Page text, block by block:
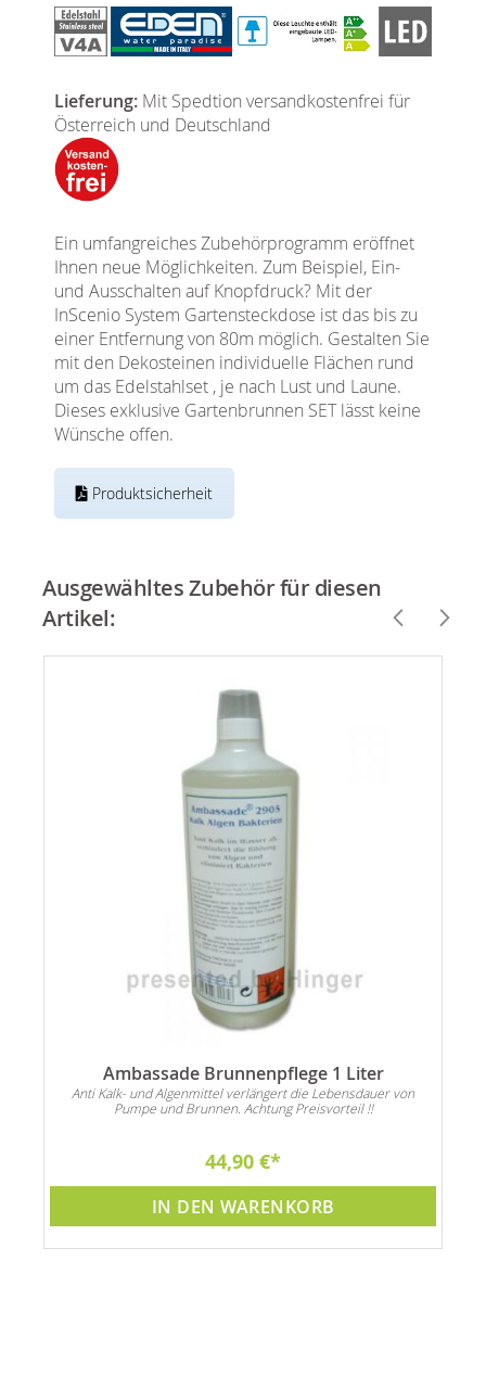
Lieferung: Mit Spedtion versandkostenfrei für
Österreich und Deutschland
Ein umfangreiches Zubehörprogramm eröffnet
Ihnen neue Möglichkeiten. Zum Beispiel, Ein-
und Ausschalten auf Knopfdruck? Mit der
InScenio System Gartensteckdose ist das bis zu
einer Entfernung von 80m möglich. Gestalten Sie
mit den Dekosteinen individuelle Flächen rund
um das Edelstahlset , je nach Lust und Laune.
Dieses exklusive Gartenbrunnen SET lässt keine
Wünsche offen.
Produktsicherheit
Ausgewähltes Zubehör für diesen
Artikel:
Ambassade Brunnenpflege 1 Liter
Anti Kalk- und Algenmittel verlängert die Lebensdauer von
Pumpe und Brunnen. Achtung Preisvorteil !!
44,90 €
IN DEN WARENKORB